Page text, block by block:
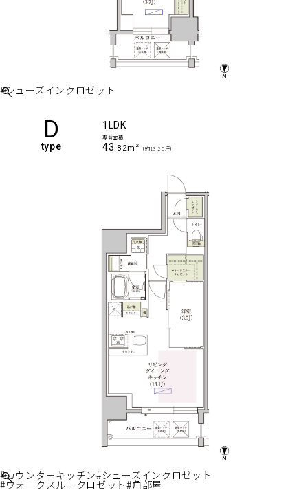
#シューズインクロゼット
D
type
1LDK
専有面積
43 .82m 2 （約13.25坪）
#カウンターキッチン#シューズインクロゼット
#ウォークスルークロゼット#角部屋